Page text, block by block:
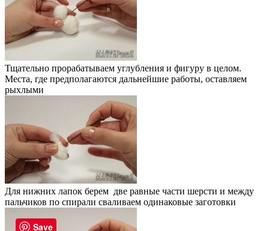
Тщательно прорабатываем углубления и фигуру в целом.
Места, где предполагаются дальнейшие работы, оставляем
рыхлыми
Для нижних лапок берем две равные части шерсти и между
пальчиков по спирали сваливаем одинаковые заготовки
Save